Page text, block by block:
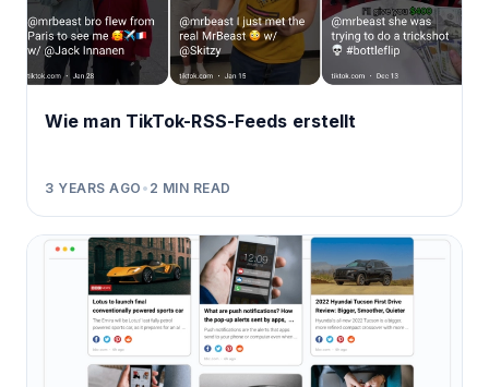
Wie man TikTok-RSS-Feeds erstellt
3 YEARS AGO • 2 MIN READ